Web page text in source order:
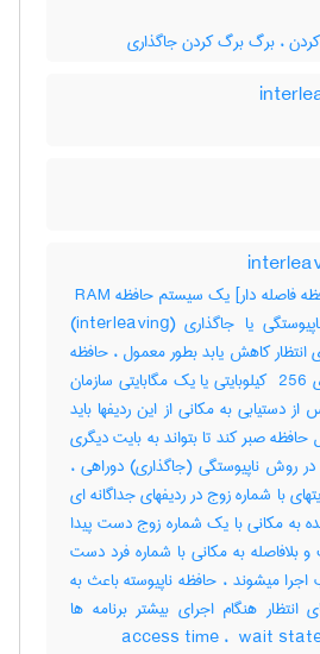
، برگ برگ کردن جاگذاری
[حافظه ناپیوسته ، حافظه فاصله دار] یک سیستم حافظه ‎ RAM
که در آن از تکنیک ناپیوستگی یا جاگذاری (‎interleaving)
انتظار کاهش یابد بطور معمول ، حافظه
در ردیفهایی از تراشه های ‎ 256 کیلوبایتی یا یک مگابایتی سازمان
دستیابی به مکانی از این ردیفها باید
صبر کند تا بتواند به بایت دیگری
روش ناپیوستگی (جاگذاری) دوراهی ،
با شماره زوج در ردیفهای جداگانه ای
به مکانی با یک شماره زوج دست پیدا
و بلافاصله به مکانی با شماره فرد دست
میشوند ، حافظه ناپیوسته باعث به
هنگام اجرای بیشتر برنامه ها